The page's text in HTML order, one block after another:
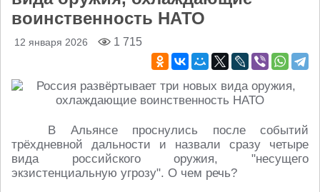
воинственность НАТО
12 января 2026 1 715
В Альянсе проснулись после событий
трёхдневной дальности и назвали сразу четыре
вида российского оружия, "несущего
экзистенциальную угрозу". О чем речь?